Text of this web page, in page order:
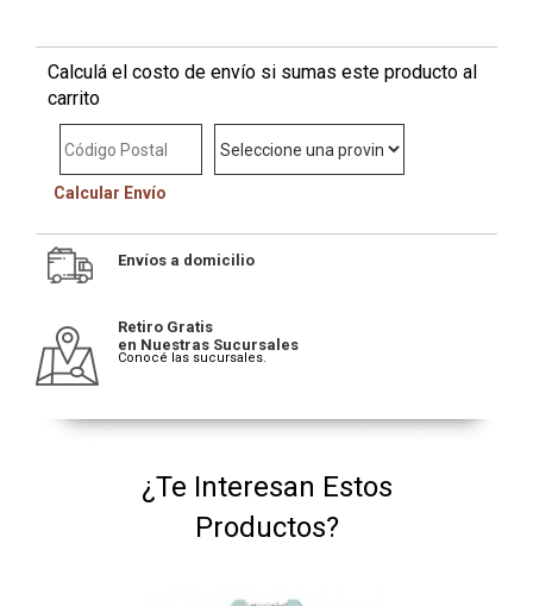
Calculá el costo de envío si sumas este producto al
carrito
Calcular Envío
Envíos a domicilio
Retiro Gratis
en Nuestras Sucursales
Conocé las sucursales.
¿Te Interesan Estos
Productos?